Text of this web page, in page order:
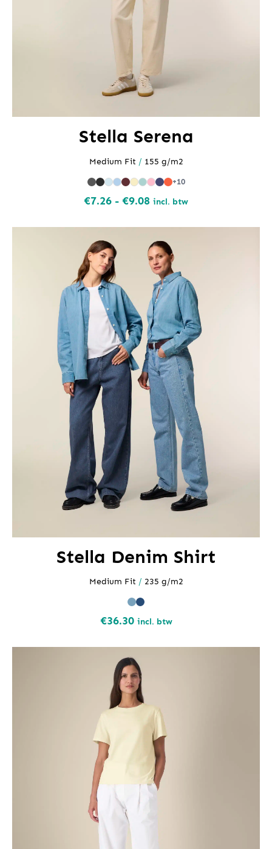
Stella Serena
Medium Fit / 155 g/m2
+10
€7.26 - €9.08 Prijsklasse:
€9.08
incl. btw
Stella Denim Shirt
Medium Fit / 235 g/m2
€36.30 incl. btw